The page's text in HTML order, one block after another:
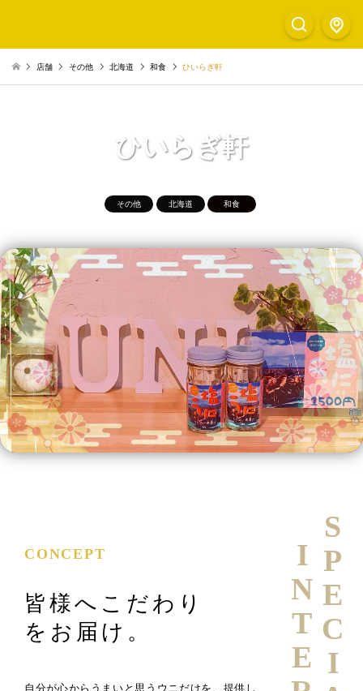
店舗 その他 北海道 和食 ひいらぎ軒
ひいらぎ軒
その他 北海道 和食
CONCEPT
皆様へこだわり
をお届け。
SPECIAL